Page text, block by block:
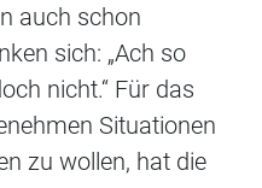
auch schon
sich: „Ach so
nicht.“ Für das
Situationen
zu wollen, hat die